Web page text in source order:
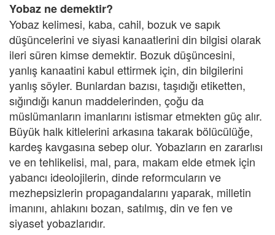
Yobaz ne demektir?
Yobaz kelimesi, kaba, cahil, bozuk ve sapık
düşüncelerini ve siyasi kanaatlerini din bilgisi olarak
ileri süren kimse demektir. Bozuk düşüncesini,
yanlış kanaatini kabul ettirmek için, din bilgilerini
yanlış söyler. Bunlardan bazısı, taşıdığı etiketten,
sığındığı kanun maddelerinden, çoğu da
müslümanların imanlarını istismar etmekten güç alır.
Büyük halk kitlelerini arkasına takarak bölücülüğe,
kardeş kavgasına sebep olur. Yobazların en zararlısı
ve en tehlikelisi, mal, para, makam elde etmek için
yabancı ideolojilerin, dinde reformcuların ve
mezhepsizlerin propagandalarını yaparak, milletin
imanını, ahlakını bozan, satılmış, din ve fen ve
siyaset yobazlarıdır.